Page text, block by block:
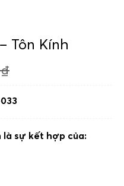
Tôn Kính
₫
là sự kết hợp của: